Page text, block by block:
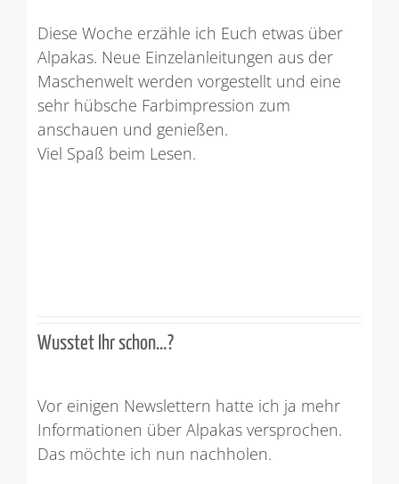
Diese Woche erzähle ich Euch etwas über
Alpakas. Neue Einzelanleitungen aus der
Maschenwelt werden vorgestellt und eine
sehr hübsche Farbimpression zum
anschauen und genießen.
Viel Spaß beim Lesen.
Wusstet Ihr schon…?
Vor einigen Newslettern hatte ich ja mehr
Informationen über Alpakas versprochen.
Das möchte ich nun nachholen.